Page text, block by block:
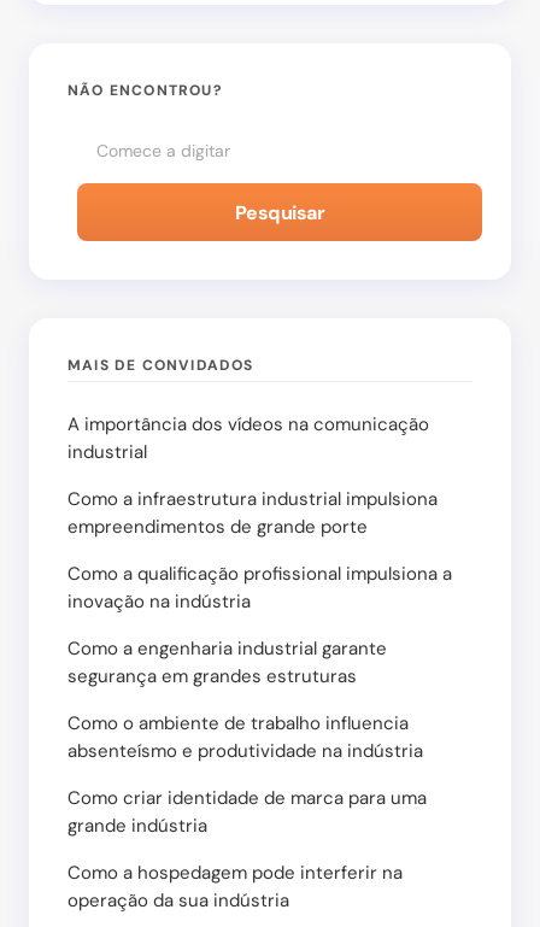
NÃO ENCONTROU?
Pesquisar
MAIS DE CONVIDADOS
A importância dos vídeos na comunicação
industrial
Como a infraestrutura industrial impulsiona
empreendimentos de grande porte
Como a qualificação profissional impulsiona a
inovação na indústria
Como a engenharia industrial garante
segurança em grandes estruturas
Como o ambiente de trabalho influencia
absenteísmo e produtividade na indústria
Como criar identidade de marca para uma
grande indústria
Como a hospedagem pode interferir na
operação da sua indústria